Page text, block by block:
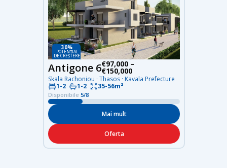
30%
DE CREȘTERE
POTENȚIAL
Antigone 6€97,000 –
€150,000
Skala Rachoniou · Thasos · Kavala Prefecture
1-2
1-2 35-56m²
Disponibile 5/8
Mai mult
Oferta